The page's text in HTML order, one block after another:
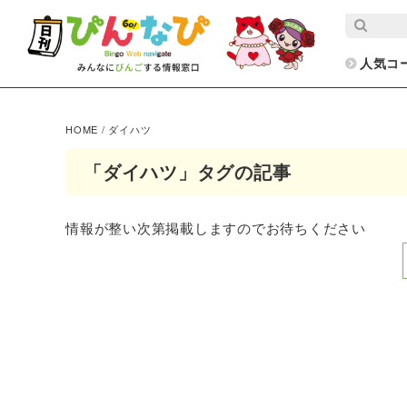
人気コ
HOME / ダイハツ
「ダイハツ」タグの記事
情報が整い次第掲載しますのでお待ちください